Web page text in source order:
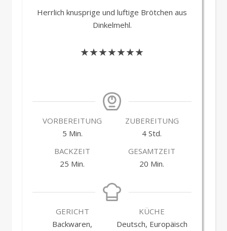
Herrlich knusprige und luftige Brötchen aus
Dinkelmehl.
★★★★★★★
VORBEREITUNG
5Minuten
Min.
ZUBEREITUNG
4Stunden
Std.
BACKZEIT
25 Minuten
Min.
GESAMTZEIT
20 Minuten
Min.
GERICHT
Backwaren,
KÜCHE
Deutsch, Europäisch